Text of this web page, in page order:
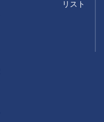
リスト